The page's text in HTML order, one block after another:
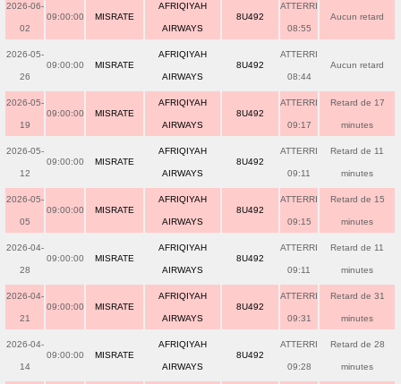
2026-06-
02
09:00:00 MISRATE
AFRIQIYAH
AIRWAYS
8U492
ATTERRI
08:55
Aucun retard
2026-05-
26
09:00:00 MISRATE
AFRIQIYAH
AIRWAYS
8U492
ATTERRI
08:44
Aucun retard
2026-05-
19
09:00:00 MISRATE
AFRIQIYAH
AIRWAYS
8U492
ATTERRI
09:17
Retard de 17
minutes
2026-05-
12
09:00:00 MISRATE
AFRIQIYAH
AIRWAYS
8U492
ATTERRI
09:11
Retard de 11
minutes
2026-05-
05
09:00:00 MISRATE
AFRIQIYAH
AIRWAYS
8U492
ATTERRI
09:15
Retard de 15
minutes
2026-04-
28
09:00:00 MISRATE
AFRIQIYAH
AIRWAYS
8U492
ATTERRI
09:11
Retard de 11
minutes
2026-04-
21
09:00:00 MISRATE
AFRIQIYAH
AIRWAYS
8U492
ATTERRI
09:31
Retard de 31
minutes
2026-04-
14
09:00:00 MISRATE
AFRIQIYAH
AIRWAYS
8U492
ATTERRI
09:28
Retard de 28
minutes